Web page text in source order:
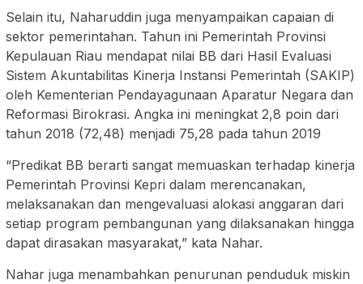
Selain itu, Naharuddin juga menyampaikan capaian di
sektor pemerintahan. Tahun ini Pemerintah Provinsi
Kepulauan Riau mendapat nilai BB dari Hasil Evaluasi
Sistem Akuntabilitas Kinerja Instansi Pemerintah (SAKIP)
oleh Kementerian Pendayagunaan Aparatur Negara dan
Reformasi Birokrasi. Angka ini meningkat 2,8 poin dari
tahun 2018 (72,48) menjadi 75,28 pada tahun 2019
“Predikat BB berarti sangat memuaskan terhadap kinerja
Pemerintah Provinsi Kepri dalam merencanakan,
melaksanakan dan mengevaluasi alokasi anggaran dari
setiap program pembangunan yang dilaksanakan hingga
dapat dirasakan masyarakat,” kata Nahar.
Nahar juga menambahkan penurunan penduduk miskin